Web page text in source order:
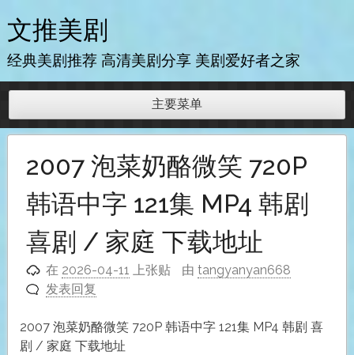
至
内
文推美剧
经典美剧推荐 高清美剧分享 美剧爱好者之家
主要菜单
2007 泡菜奶酪微笑 720P
韩语中字 121集 MP4 韩剧
喜剧 / 家庭 下载地址
在 2026-04-11 上张贴 由tangyanyan668
发表回复
2007 泡菜奶酪微笑 720P 韩语中字 121集 MP4 韩剧 喜
剧 / 家庭 下载地址